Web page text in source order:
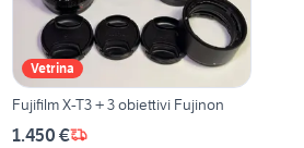
Vetrina
Fujifilm X-T3 + 3 obiettivi Fujinon
1.450 €